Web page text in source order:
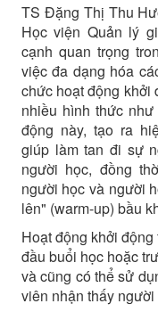
TS Đặng Thị Thu
Học viện Quản lý
cạnh quan trọng
việc đa dạng hóa
chức hoạt động khởi
nhiều hình thức
động này, tạo ra
giúp làm tan đi sự
người học, đồng
người học và người
lên" (warm-up) bầu
Hoạt động khởi
đầu buổi học hoặc
và cũng có thể sử
viên nhận thấy